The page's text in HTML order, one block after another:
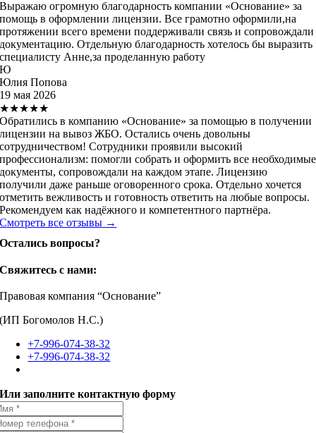
Выражаю огромную благодарность компании «Основание» за
помощь в оформлении лицензии. Все грамотно оформили,на
протяжении всего времени поддерживали связь и сопровождали
документацию. Отдельную благодарность хотелось бы выразить
специалисту Анне,за проделанную работу
Ю
Юлия Попова
19 мая 2026
★★★★★
Обратились в компанию «Основание» за помощью в получении
лицензии на вывоз ЖБО. Остались очень довольны
сотрудничеством! Сотрудники проявили высокий
профессионализм: помогли собрать и оформить все необходимые
документы, сопровождали на каждом этапе. Лицензию
получили даже раньше оговоренного срока. Отдельно хочется
отметить вежливость и готовность ответить на любые вопросы.
Рекомендуем как надёжного и компетентного партнёра.
Смотреть все отзывы →
Остались вопросы?
Свяжитесь с нами:
Правовая компания “Основание”
(ИП Богомолов Н.С.)
+7-996-074-38-32
+7-996-074-38-32
Или заполните контактную форму